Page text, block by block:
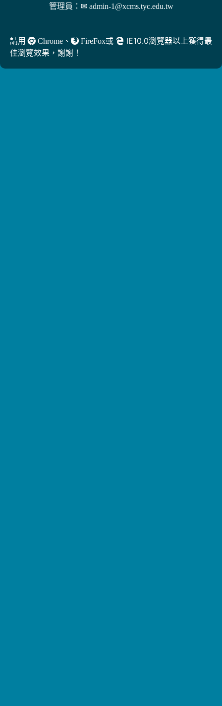
管理員： ✉ admin-1@xcms.tyc.edu.tw
請用 Chrome 、 FireFox或
IE10.0瀏覽器以上獲得最
佳瀏覽效果，謝謝！